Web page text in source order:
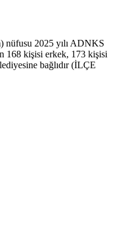
nüfusu 2025 yılı ADNKS
168 kişisi erkek, 173 kişisi
bağlıdır (İLÇE